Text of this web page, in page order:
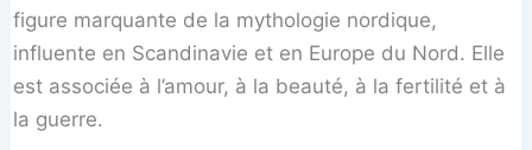
figure marquante de la mythologie nordique,
influente en Scandinavie et en Europe du Nord. Elle
est associée à l’amour, à la beauté, à la fertilité et à
la guerre.